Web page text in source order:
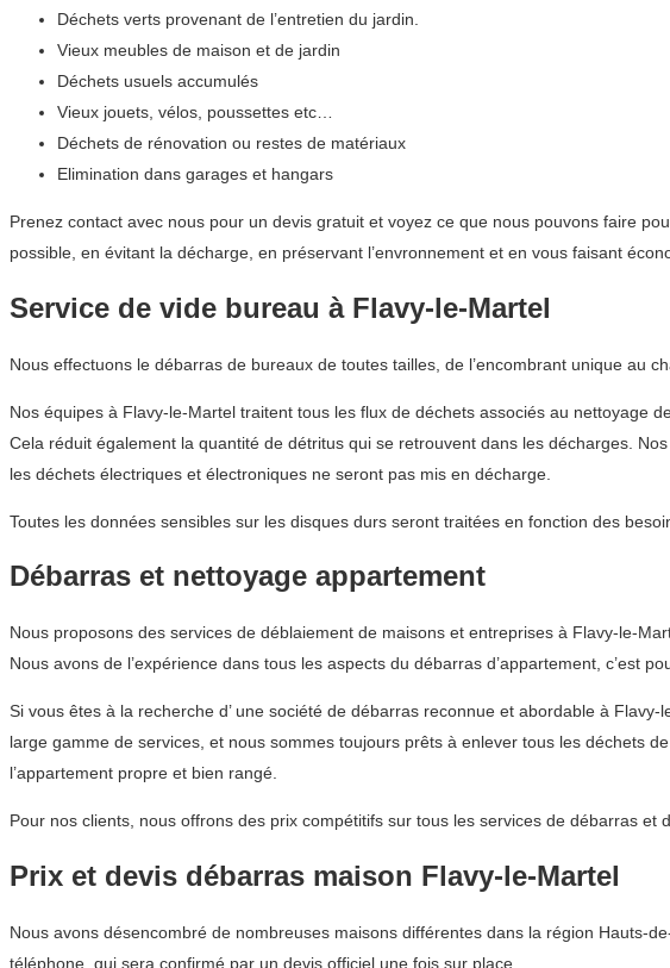
Déchets verts provenant de l’entretien du jardin.
Vieux meubles de maison et de jardin
Déchets usuels accumulés
Vieux jouets, vélos, poussettes etc…
Déchets de rénovation ou restes de matériaux
Elimination dans garages et hangars
Prenez contact avec nous pour un devis gratuit et voyez ce que nous pouvons faire
possible, en évitant la décharge, en préservant l’envronnement et en vous faisant
Service de vide bureau à Flavy-le-Martel
Nous effectuons le débarras de bureaux de toutes tailles, de l’encombrant unique au
Nos équipes à Flavy-le-Martel traitent tous les flux de déchets associés au nettoyage
Cela réduit également la quantité de détritus qui se retrouvent dans les décharges.
les déchets électriques et électroniques ne seront pas mis en décharge.
Toutes les données sensibles sur les disques durs seront traitées en fonction des
Débarras et nettoyage appartement
Nous proposons des services de déblaiement de maisons et entreprises à Flavy-le-
Nous avons de l’expérience dans tous les aspects du débarras d’appartement, c’est
Si vous êtes à la recherche d’ une société de débarras reconnue et abordable à
large gamme de services, et nous sommes toujours prêts à enlever tous les déchets
l’appartement propre et bien rangé.
Pour nos clients, nous offrons des prix compétitifs sur tous les services de débarras et
Prix et devis débarras maison Flavy-le-Martel
Nous avons désencombré de nombreuses maisons différentes dans la région Hauts-
téléphone, qui sera confirmé par un devis officiel une fois sur place.